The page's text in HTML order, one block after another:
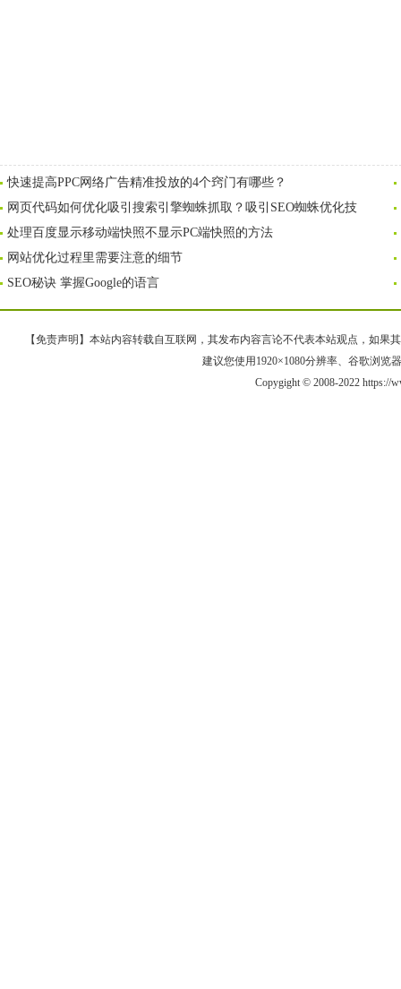
快速提高PPC网络广告精准投放的4个窍门有哪些？
网页代码如何优化吸引搜索引擎蜘蛛抓取？吸引SEO蜘蛛优化技
处理百度显示移动端快照不显示PC端快照的方法
网站优化过程里需要注意的细节
SEO秘诀 掌握Google的语言
【免责声明】本站内容转载自互联网，其发布内容言论不代表本站观点，如果
建议您使用1920×1080分辨率、谷歌浏览
Copygight © 2008-2022 https://